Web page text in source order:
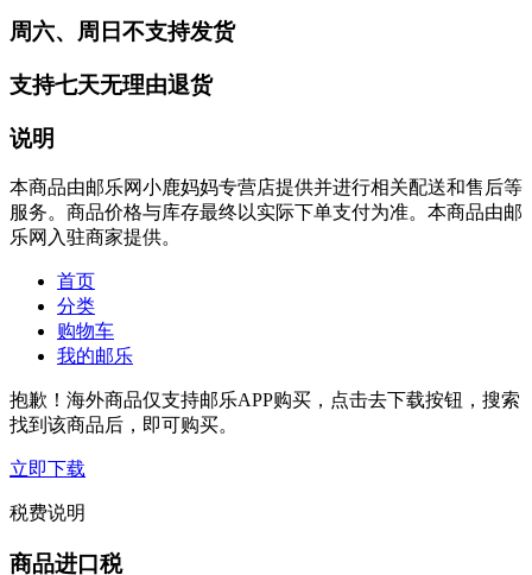
周六、周日不支持发货
支持七天无理由退货
说明
本商品由邮乐网小鹿妈妈专营店提供并进行相关配送和售后等
服务。商品价格与库存最终以实际下单支付为准。本商品由邮
乐网入驻商家提供。
首页
分类
购物车
我的邮乐
抱歉！海外商品仅支持邮乐APP购买，点击去下载按钮，搜索
找到该商品后，即可购买。
立即下载
税费说明
商品进口税